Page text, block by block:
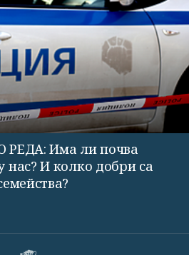
РЕДА: Има ли почва
нас? И колко добри са